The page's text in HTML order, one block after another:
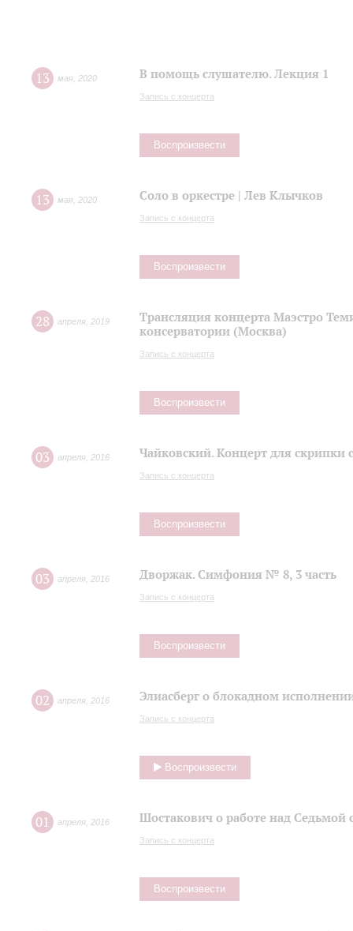
13 мая 2020 В помощь слушателю. Лекция 1
Запись с концерта
Воспроизвести
13 мая 2020 Соло в оркестре | Лев Клычков
Запись с концерта
Воспроизвести
28 апреля 2019
Трансляция концерта Маэстро
консерватории (Москва)
Запись с концерта
Воспроизвести
03 апреля 2016 Чайковский. Концерт для скрипки
Запись с концерта
Воспроизвести
03 апреля 2016 Дворжак. Симфония № 8, 3 часть
Запись с концерта
Воспроизвести
02 апреля 2016 Элиасберг о блокадном
Запись с концерта
Воспроизвести
01 апреля 2016 Шостакович о работе над
Запись с концерта
Воспроизвести